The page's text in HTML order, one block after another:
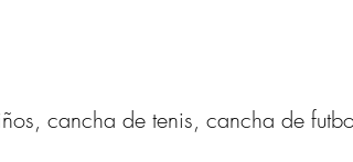
cancha de tenis, cancha de